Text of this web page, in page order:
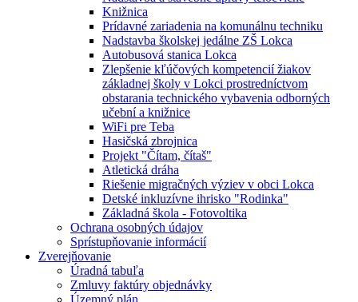
Knižnica
Prídavné zariadenia na komunálnu techniku
Nadstavba školskej jedálne ZŠ Lokca
Autobusová stanica Lokca
Zlepšenie kľúčových kompetencií žiakov
základnej školy v Lokci prostredníctvom
obstarania technického vybavenia odborných
učební a knižnice
WiFi pre Teba
Hasičská zbrojnica
Projekt "Čítam, čítaš"
Atletická dráha
Riešenie migračných výziev v obci Lokca
Detské inkluzívne ihrisko "Rodinka"
Základná škola - Fotovoltika
Ochrana osobných údajov
Sprístupňovanie informácií
Zverejňovanie
Úradná tabuľa
Zmluvy faktúry objednávky
Územný plán